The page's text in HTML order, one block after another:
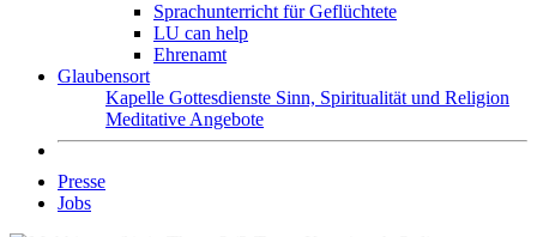
Sprachunterricht für Geflüchtete
LU can help
Ehrenamt
Glaubensort
Kapelle Gottesdienste Sinn, Spiritualität und Religion
Meditative Angebote
Presse
Jobs